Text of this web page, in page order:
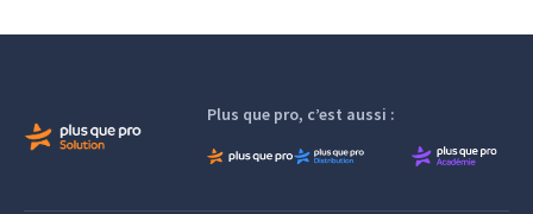
Plus que pro, c’est aussi :